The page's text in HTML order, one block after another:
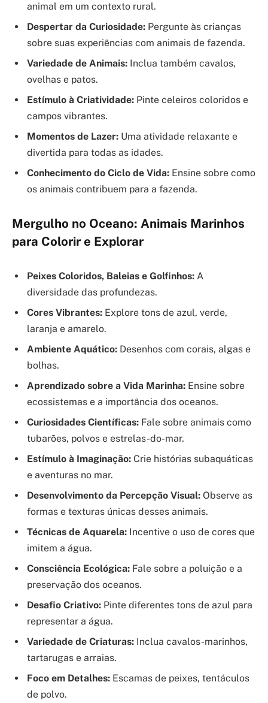
animal em um contexto rural.
Despertar da Curiosidade: Pergunte às crianças
sobre suas experiências com animais de fazenda.
Variedade de Animais: Inclua também cavalos,
ovelhas e patos.
Estímulo à Criatividade: Pinte celeiros coloridos e
campos vibrantes.
Momentos de Lazer: Uma atividade relaxante e
divertida para todas as idades.
Conhecimento do Ciclo de Vida: Ensine sobre como
os animais contribuem para a fazenda.
Mergulho no Oceano: Animais Marinhos
para Colorir e Explorar
Peixes Coloridos, Baleias e Golfinhos: A
diversidade das profundezas.
Cores Vibrantes: Explore tons de azul, verde,
laranja e amarelo.
Ambiente Aquático: Desenhos com corais, algas e
bolhas.
Aprendizado sobre a Vida Marinha: Ensine sobre
ecossistemas e a importância dos oceanos.
Curiosidades Científicas: Fale sobre animais como
tubarões, polvos e estrelas-do-mar.
Estímulo à Imaginação: Crie histórias subaquáticas
e aventuras no mar.
Desenvolvimento da Percepção Visual: Observe as
formas e texturas únicas desses animais.
Técnicas de Aquarela: Incentive o uso de cores que
imitem a água.
Consciência Ecológica: Fale sobre a poluição e a
preservação dos oceanos.
Desafio Criativo: Pinte diferentes tons de azul para
representar a água.
Variedade de Criaturas: Inclua cavalos-marinhos,
tartarugas e arraias.
Foco em Detalhes: Escamas de peixes, tentáculos
de polvo.